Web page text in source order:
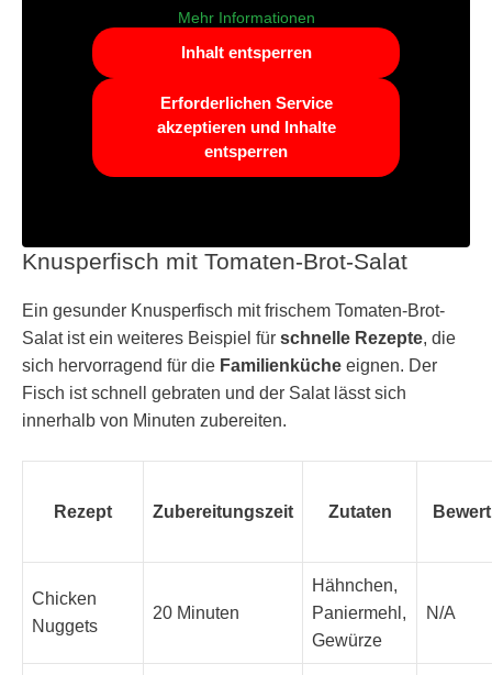
Mehr Informationen
Inhalt entsperren
Erforderlichen Service
akzeptieren und Inhalte
entsperren
Knusperfisch mit Tomaten-Brot-Salat
Ein gesunder Knusperfisch mit frischem Tomaten-Brot-
Salat ist ein weiteres Beispiel für schnelle Rezepte, die
sich hervorragend für die Familienküche eignen. Der
Fisch ist schnell gebraten und der Salat lässt sich
innerhalb von Minuten zubereiten.
Rezept Zubereitungszeit Zutaten
Chicken
Nuggets
20 Minuten
Hähnchen,
Paniermehl,
Gewürze
N/A